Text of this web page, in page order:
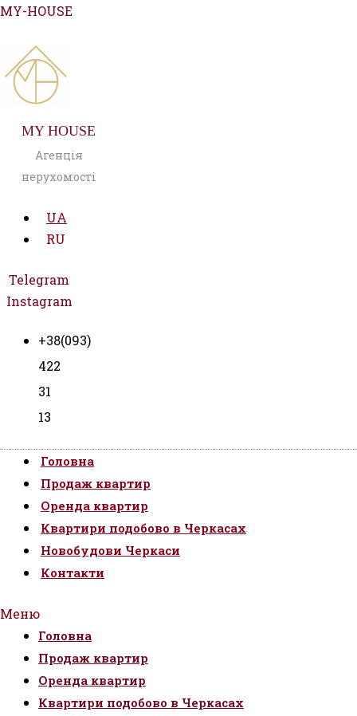
Перейти
вмісту
MY-HOUSE
MY HOUSE
Агенція
нерухомості
UA
RU
Telegram
Instagram
+38(093)
422
31
13
Головна
Продаж квартир
Оренда квартир
Квартири подобово в Черкасах
Новобудови Черкаси
Контакти
Меню
Головна
Продаж квартир
Оренда квартир
Квартири подобово в Черкасах